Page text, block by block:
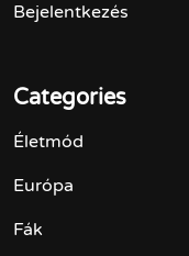
Bejelentkezés
Categories
Életmód
Európa
Fák